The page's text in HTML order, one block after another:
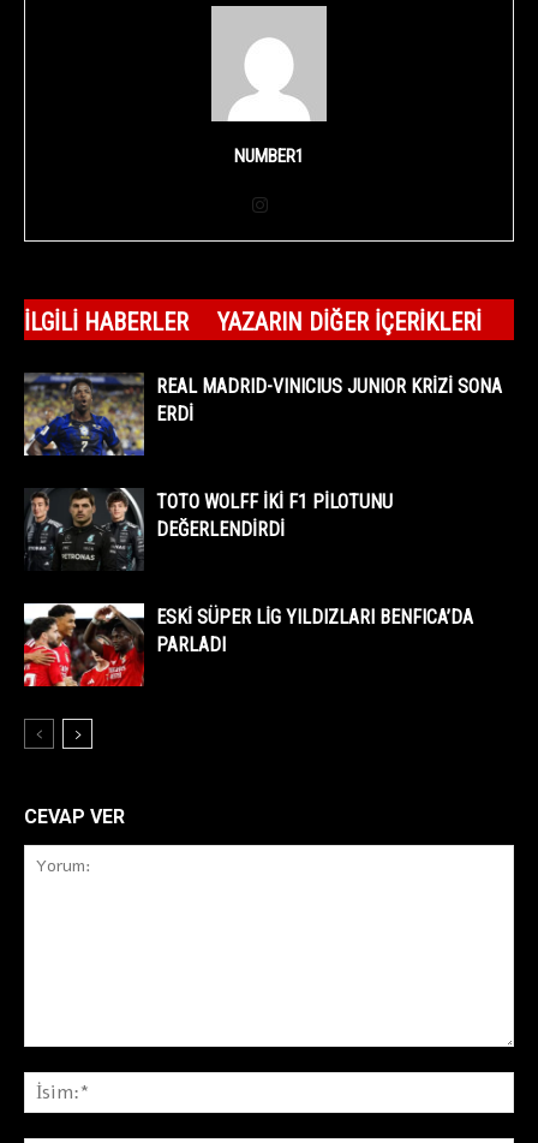
NUMBER1
İLGILI HABERLER YAZARIN DIĞER İÇERIKLERI
REAL MADRID-VINICIUS JUNIOR KRİZİ SONA
ERDİ
TOTO WOLFF İKİ F1 PİLOTUNU
DEĞERLENDİRDİ
ESKİ SÜPER LİG YILDIZLARI BENFICA’DA
PARLADI
CEVAP VER